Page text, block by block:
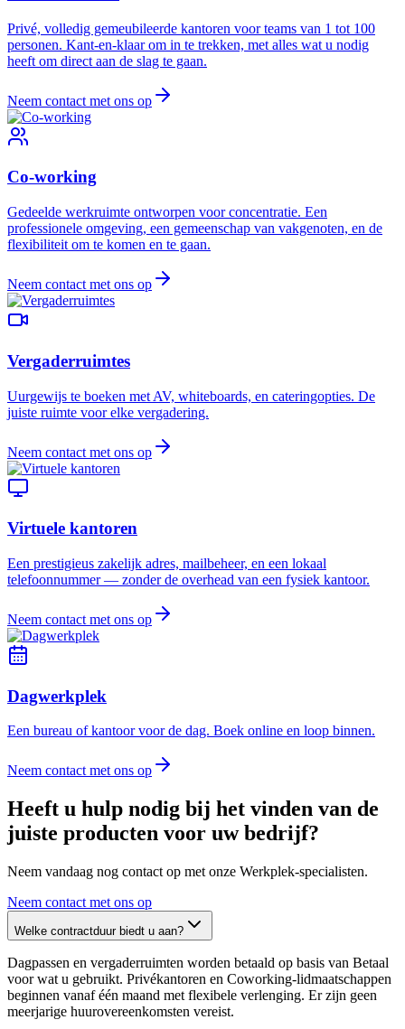
Privé, volledig gemeubileerde kantoren voor teams van 1 tot 100
personen. Kant-en-klaar om in te trekken, met alles wat u nodig
heeft om direct aan de slag te gaan.
Neem contact met ons op
Co-working
Gedeelde werkruimte ontworpen voor concentratie. Een
professionele omgeving, een gemeenschap van vakgenoten, en de
flexibiliteit om te komen en te gaan.
Neem contact met ons op
Vergaderruimtes
Uurgewijs te boeken met AV, whiteboards, en cateringopties. De
juiste ruimte voor elke vergadering.
Neem contact met ons op
Virtuele kantoren
Een prestigieus zakelijk adres, mailbeheer, en een lokaal
telefoonnummer — zonder de overhead van een fysiek kantoor.
Neem contact met ons op
Dagwerkplek
Een bureau of kantoor voor de dag. Boek online en loop binnen.
Neem contact met ons op
Heeft u hulp nodig bij het vinden van de
juiste producten voor uw bedrijf?
Neem vandaag nog contact op met onze Werkplek-specialisten.
Neem contact met ons op
Welke contractduur biedt u aan?
Dagpassen en vergaderruimten worden betaald op basis van Betaal
voor wat u gebruikt. Privékantoren en Coworking-lidmaatschappen
beginnen vanaf één maand met flexibele verlenging. Er zijn geen
meerjarige huurovereenkomsten vereist.